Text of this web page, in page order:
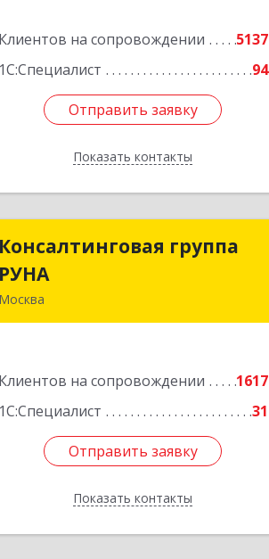
Клиентов на сопровождении
5137
1С:Специалист
94
Отправить заявку
Показать контакты
Подробнее
Отправить заявку
Назад
Консалтинговая группа
РУНА
Москва
Клиентов на сопровождении
1617
1С:Специалист
31
Отправить заявку
Показать контакты
Консалтинговая группа
Подробнее
Отправить заявку
Назад